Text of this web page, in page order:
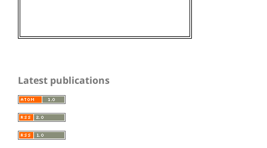
Latest publications